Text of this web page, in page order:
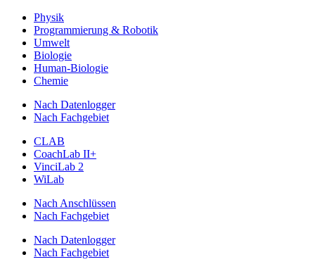
Physik
Programmierung & Robotik
Umwelt
Biologie
Human-Biologie
Chemie
Nach Datenlogger
Nach Fachgebiet
CLAB
CoachLab II+
VinciLab 2
WiLab
Nach Anschlüssen
Nach Fachgebiet
Nach Datenlogger
Nach Fachgebiet